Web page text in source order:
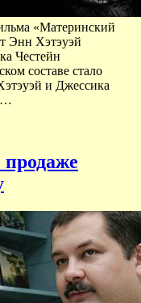
«Материнский
Энн Хэтэуэй
Честейн
составе стало
и Джессика
продаже